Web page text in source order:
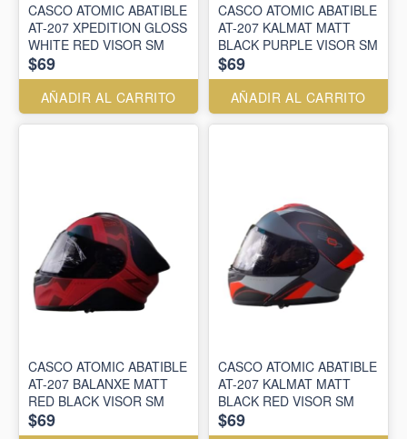
CASCO ATOMIC ABATIBLE
AT-207 XPEDITION GLOSS
WHITE RED VISOR SM
$69
AÑADIR AL CARRITO
CASCO ATOMIC ABATIBLE
AT-207 KALMAT MATT
BLACK PURPLE VISOR SM
$69
AÑADIR AL CARRITO
CASCO ATOMIC ABATIBLE
AT-207 BALANXE MATT
RED BLACK VISOR SM
$69
CASCO ATOMIC ABATIBLE
AT-207 KALMAT MATT
BLACK RED VISOR SM
$69